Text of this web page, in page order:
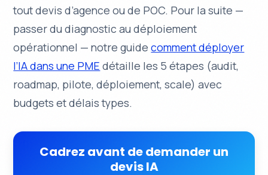
tout devis d’agence ou de POC. Pour la suite —
passer du diagnostic au déploiement
opérationnel — notre guidecomment déployer
l’IA dans une PME détaille les 5 étapes (audit,
roadmap, pilote, déploiement, scale) avec
budgets et délais types.
Cadrez avant de demander un
devis IA